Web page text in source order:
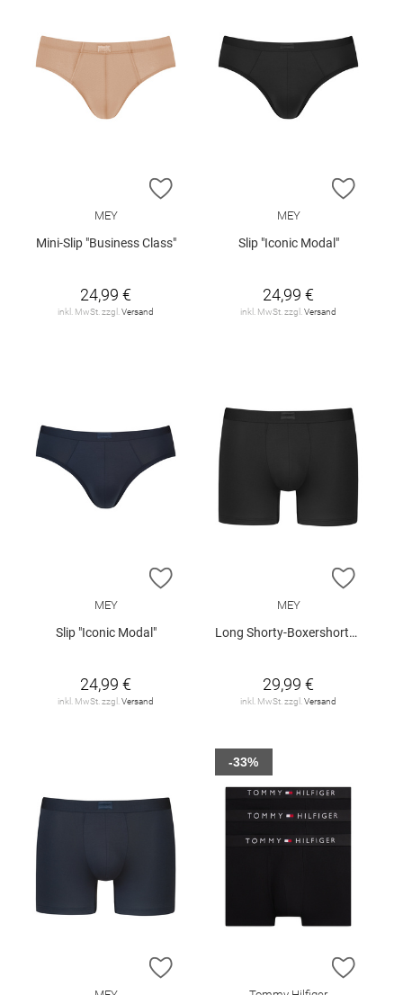
ZUR WUNSCHLISTE HINZUFÜGEN
MEY
Mini-Slip "Business Class"
24,99 €
inkl. MwSt. zzgl. Versand
ZUR
MEY
Slip "Iconic Modal"
24,99 €
inkl. MwSt. zzgl. Versand
ZUR WUNSCHLISTE HINZUFÜGEN
MEY
Slip "Iconic Modal"
24,99 €
inkl. MwSt. zzgl. Versand
ZUR
MEY
Long Shorty-Boxershorts "Iconic Modal"
29,99 €
inkl. MwSt. zzgl. Versand
ZUR WUNSCHLISTE HINZUFÜGEN
ZUR
-33%